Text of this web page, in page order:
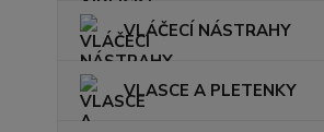
VLÁČECÍ NÁSTRAHY
VLASCE A PLETENKY